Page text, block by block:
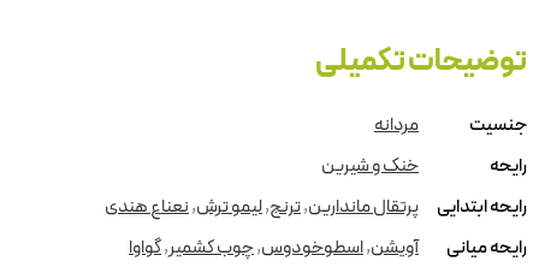
توضیحات تکمیلی
جنسیت
مردانه
رایحه
خنک و شیرین
رایحه ابتدایی
پرتقال ماندارین,ترنج,لیمو ترش,نعناع هندی
رایحه میانی
آویشن,اسطوخودوس,چوب کشمیر,گواوا